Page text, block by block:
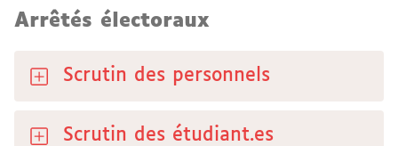
Arrêtés électoraux
Scrutin des personnels
Scrutin des étudiant.es